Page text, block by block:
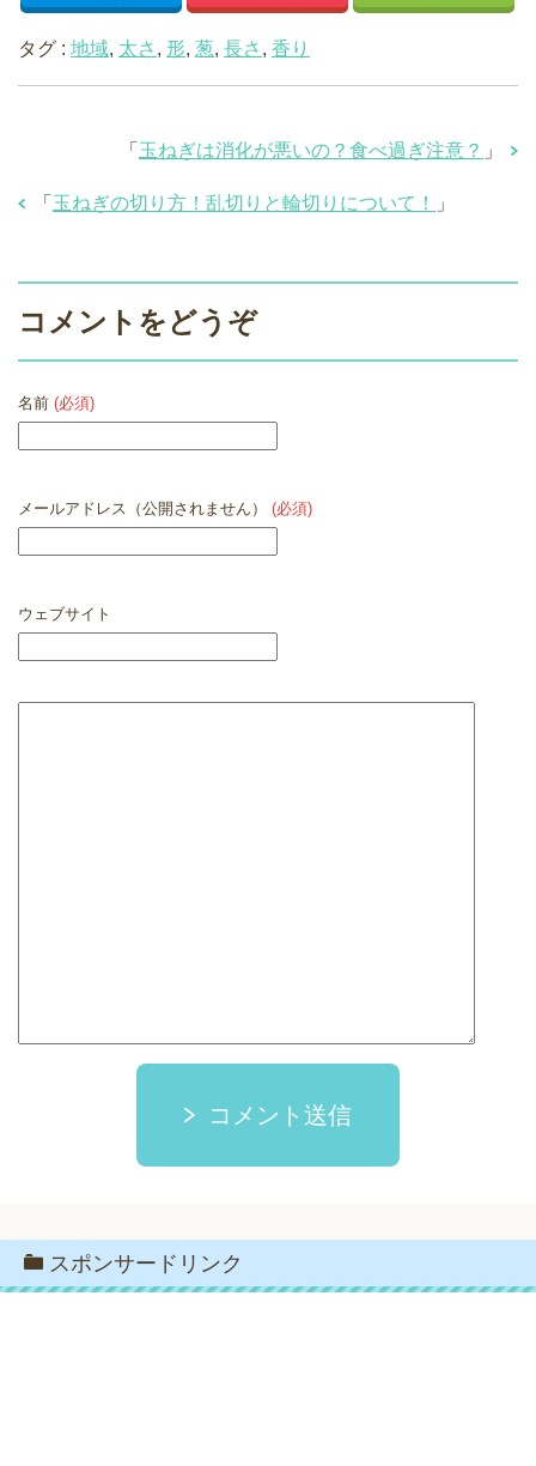
タグ : 地域, 太さ , 形, 葱, 長さ , 香り
「 玉ねぎは消化が悪いの？食べ過ぎ注意？ 」
「 玉ねぎの切り方！乱切りと輪切りについて！ 」
コメントをどうぞ
名前 (必須)
メールアドレス（公開されません） (必須)
ウェブサイト
コメント送信
スポンサードリンク